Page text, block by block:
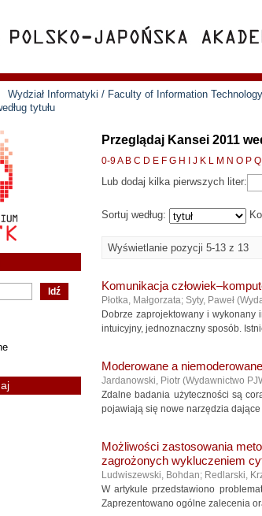
Wydział Informatyki / Faculty of Information Technology
tytułu
Przeglądaj Kansei 2011
0-9A B C D E F G H J K L M N O P Q
Lub dodaj kilka pierwszych liter:
Sortuj według:
Wyświetlanie pozycji 5-13 z 13
Komunikacja
Płotka, Małgorzata; Syty, Paweł (
Dobrze zaprojektowany i wykonany
intuicyjny, jednoznaczny sposób.
Moderowane a
Jardanowski, Piotr (Wydawnictwo
Zdalne badania użyteczności są
pojawiają się nowe narzędzia
Możliwości zastosowania
zagrożonych wykluczeniem
Ludwiszewski, Bohdan; Redlarski,
W artykule przedstawiono
Zaprezentowano ogólne zalecenia